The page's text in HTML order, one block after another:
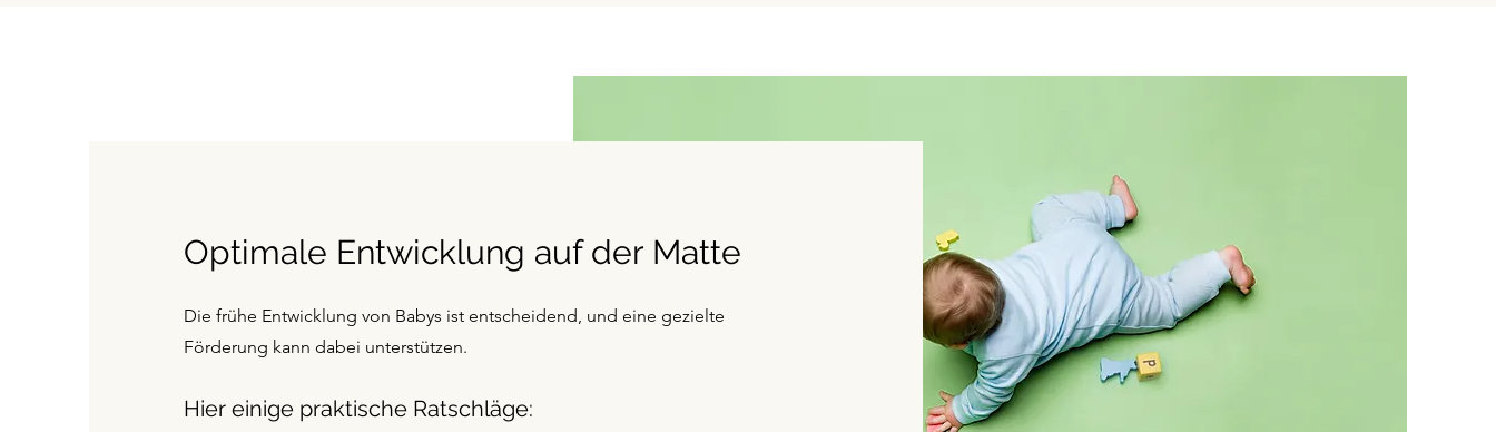
Optimale Entwicklung auf der Matte
Die frühe Entwicklung von Babys ist entscheidend, und eine gezielte
Förderung kann dabei unterstützen.
Hier einige praktische Ratschläge: